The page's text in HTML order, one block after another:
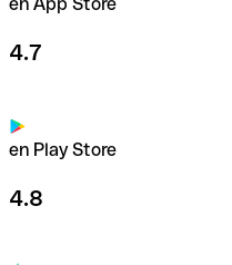
4.7
en Play Store
4.8